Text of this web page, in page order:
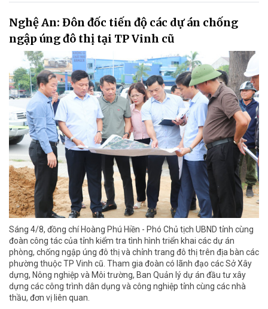
Nghệ An: Đôn đốc tiến độ các dự án chống
ngập úng đô thị tại TP Vinh cũ
Sáng 4/8, đồng chí Hoàng Phú Hiền - Phó Chủ tịch UBND tỉnh cùng
đoàn công tác của tỉnh kiểm tra tình hình triển khai các dự án
phòng, chống ngập úng đô thị và chỉnh trang đô thị trên địa bàn các
phường thuộc TP Vinh cũ. Tham gia đoàn có lãnh đạo các Sở Xây
dựng, Nông nghiệp và Môi trường, Ban Quản lý dự án đầu tư xây
dựng các công trình dân dụng và công nghiệp tỉnh cùng các nhà
thầu, đơn vị liên quan.